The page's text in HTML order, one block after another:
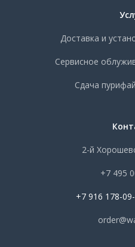
Доставка и
Сервисное
Сдача
2-й
+7 495
+7 916 178-